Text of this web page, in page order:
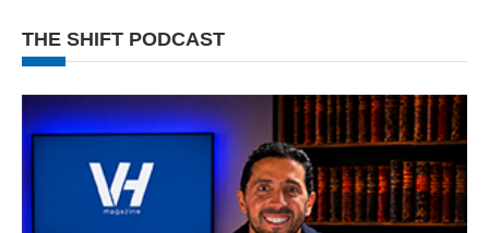
THE SHIFT PODCAST